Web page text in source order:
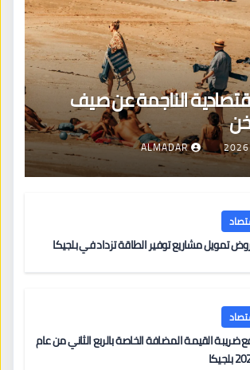
الناجمة عن صيف
ALMADAR
تمويل مشاريع توفير الطاقة تزداد في بلجيكا
ضريبة القيمة المضافة الخاصة بالربع الثاني من عام